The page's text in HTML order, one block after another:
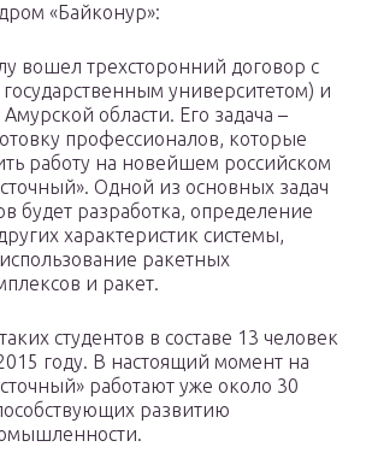
«Байконур»:
вошел трехсторонний договор с
университетом) и
области. Его задача –
профессионалов, которые
работу на новейшем российском
Одной из основных задач
будет разработка, определение
характеристик системы,
ракетных
и ракет.
студентов в составе 13 человек
году. В настоящий момент на
работают уже около 30
развитию